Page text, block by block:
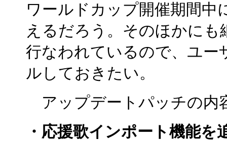
ワールドカップ開催期間中
えるだろう。そのほかに
行なわれているので、ユー
ルしておきたい。
アップデートパッチの内
・応援歌インポート機能を